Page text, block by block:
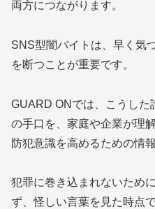
両方につながります。
SNS型闇バイトは、早く気
を断つことが重要です。
GUARD ONでは、こうした
の手口を、家庭や企業が理
防犯意識を高めるための情
犯罪に巻き込まれないため
ず、怪しい言葉を見た時点